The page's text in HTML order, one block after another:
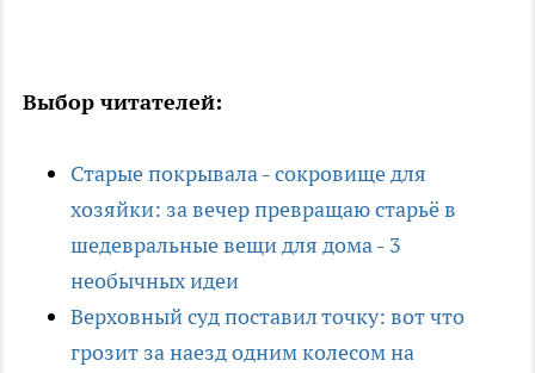
Выбор читателей:
Старые покрывала - сокровище для
хозяйки: за вечер превращаю старьё в
шедевральные вещи для дома - 3
необычных идеи
Верховный суд поставил точку: вот что
грозит за наезд одним колесом на